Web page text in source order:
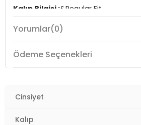
Kalıp Bilgisi :&Regular Fit
Manken Ölçüsü :
Yorumlar(0)
Ödeme Seçenekleri
Cinsiyet
Kalıp